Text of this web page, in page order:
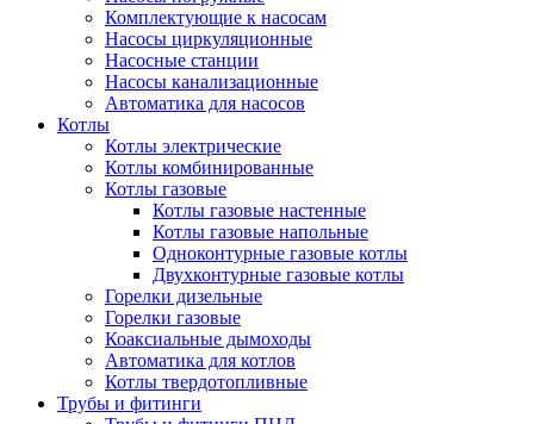
Комплектующие к насосам
Насосы циркуляционные
Насосные станции
Насосы канализационные
Автоматика для насосов
Котлы
Котлы электрические
Котлы комбинированные
Котлы газовые
Котлы газовые настенные
Котлы газовые напольные
Одноконтурные газовые котлы
Двухконтурные газовые котлы
Горелки дизельные
Горелки газовые
Коаксиальные дымоходы
Автоматика для котлов
Котлы твердотопливные
Трубы и фитинги